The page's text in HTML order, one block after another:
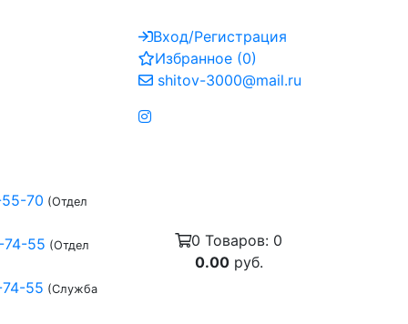
Вход/Регистрация
Избранное (0)
shitov-3000@mail.ru
70 (Отдел
55 (Отдел
55 (Служба
0 Товаров: 0
0.00руб.